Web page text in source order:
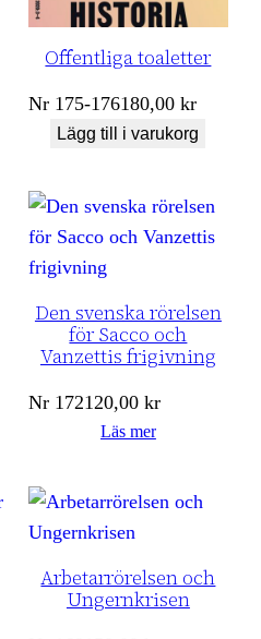
Offentliga toaletter
Nr 175-176180,00kr
Lägg till i varukorg
Den svenska rörelsen
för Sacco och
Vanzettis frigivning
Nr 172120,00kr
Läs mer
Arbetarrörelsen och
Ungernkrisen